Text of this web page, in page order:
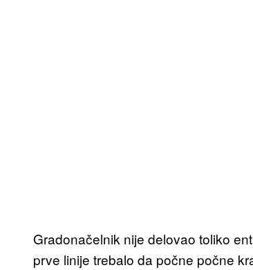
Gradonačelnik nije delovao toliko
prve linije trebalo da počne počne